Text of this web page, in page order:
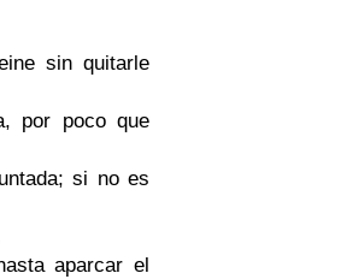
sin quitarle
por poco que
si no es
aparcar el